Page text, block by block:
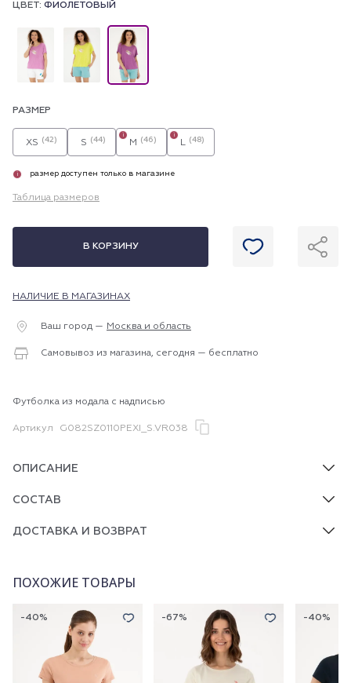
ЦВЕТ: ФИОЛЕТОВЫЙ
РАЗМЕР
XS (42) S (44) M (46)
i
L (48)
i
i размер доступен только в магазине
Таблица размеров
В КОРЗИНУ
НАЛИЧИЕ В МАГАЗИНАХ
Ваш город — Москва и область
Самовывоз из магазина, сегодня — бесплатно
Футболка из модала с надписью
Артикул G082SZ0110PEXI_S.VR038
ОПИСАНИЕ
СОСТАВ
ДОСТАВКА И ВОЗВРАТ
ПОХОЖИЕ ТОВАРЫ
-40% -67% -40%